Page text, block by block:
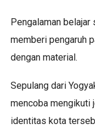
Pengalaman belajar
memberi pengaruh
dengan material.
Sepulang dari
mencoba mengikuti
identitas kota